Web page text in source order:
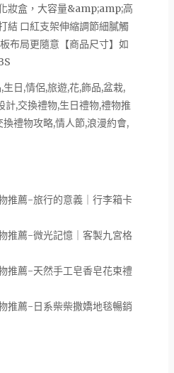
妝盒，大容量&amp;amp;高
結 口紅支架伸縮調節細膩觸
布局更隨意【商品尺寸】如
日,情侶,旅遊,花,飾品,盆栽,
計,交換禮物,生日禮物,禮物推
禮物攻略,情人節,浪漫約會,
推薦-旅行的意義｜行李箱卡
推薦-微光記憶｜客製九宮格
推薦-天然手工皂香皂花束禮
推薦-日系柴柴撒嬌地毯暢銷